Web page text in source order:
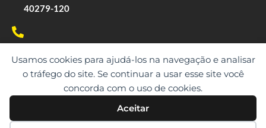
Usamos cookies para ajudá-los na navegação e analisar
o tráfego do site. Se continuar a usar esse site você
concorda com o uso de cookies.
Aceitar
40279-120
(71) 98353-8012